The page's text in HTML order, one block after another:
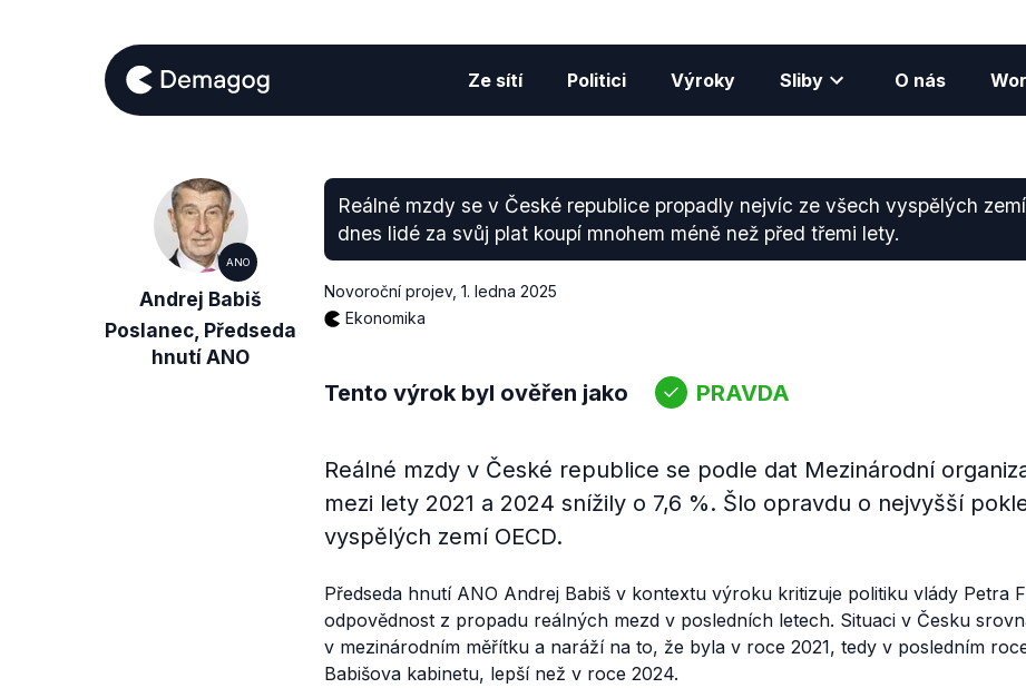
Ze sítí Politici Výroky Sliby O nás
ANO
Andrej Babiš
Poslanec, Předseda
hnutí ANO
Reálné mzdy se v České republice propadly nejvíc ze všech vyspělých
dnes lidé za svůj plat koupí mnohem méně než před třemi lety.
Novoroční projev, 1. ledna 2025
Ekonomika
Tento výrok byl ověřen jako PRAVDA
Reálné mzdy v České republice se podle dat Mezinárodní
mezi lety 2021 a 2024 snížily o 7,6 %. Šlo opravdu o nejvyšší
vyspělých zemí OECD.
Předseda hnutí ANO Andrej Babiš v kontextu výroku kritizuje politiku vlády Petra
odpovědnost z propadu reálných mezd v posledních letech. Situaci v Česku
v mezinárodním měřítku a naráží na to, že byla v roce 2021, tedy v posledním
Babišova kabinetu, lepší než v roce 2024.